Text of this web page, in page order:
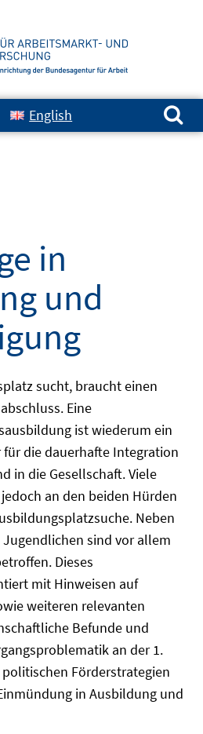
English
Suchen nach:
in
und
sucht, braucht einen
Eine
ist wiederum ein
die dauerhafte Integration
in die Gesellschaft. Viele
an den beiden Hürden
Neben
sind vor allem
Dieses
mit Hinweisen auf
weiteren relevanten
Befunde und
an der 1.
Förderstrategien
in Ausbildung und